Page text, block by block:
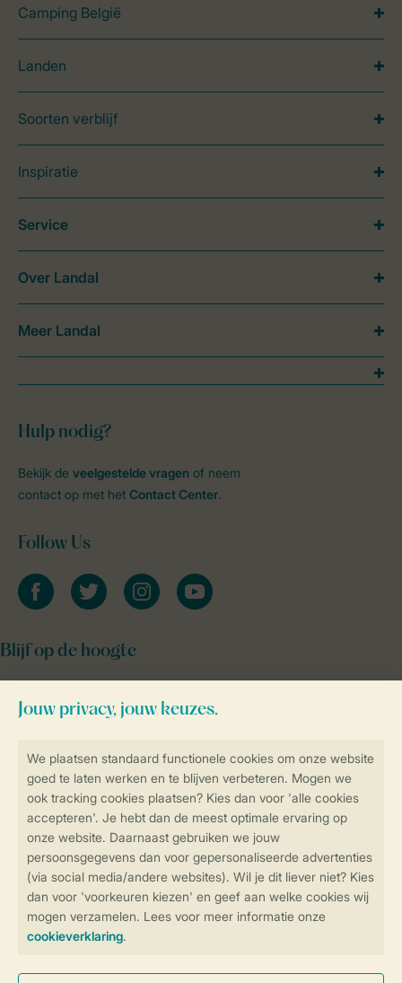
Veilig en snel online boeken
SSL certificaat
Veilige gegevensoverdracht
Veilige betaling
Camping België
Landen
Soorten verblijf
Inspiratie
Hulp nodig?
Bekijk de veelgestelde vragen of neem
contact op met het Contact Center.
Follow Us
facebooktwitter instagramyoutube
Blijf op de hoogte
Service
Over Landal
Meer Landal